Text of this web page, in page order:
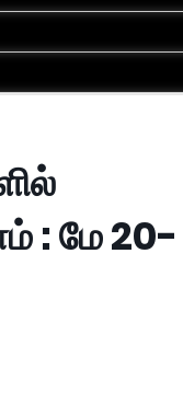
: மே 20-